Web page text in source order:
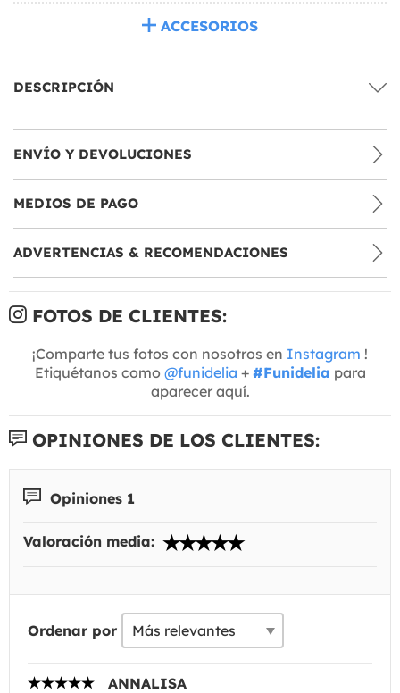
ACCESORIOS
DESCRIPCIÓN
ENVÍO Y DEVOLUCIONES
MEDIOS DE PAGO
ADVERTENCIAS & RECOMENDACIONES
FOTOS DE CLIENTES:
¡Comparte tus fotos con nosotros en Instagram !
Etiquétanos como @funidelia + #Funidelia para
aparecer aquí.
OPINIONES DE LOS CLIENTES:
Opiniones 1
Valoración media:
Ordenar por
ANNALISA